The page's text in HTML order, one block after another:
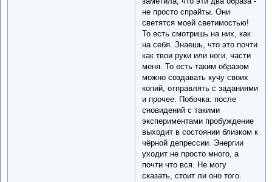
не просто спрайты. Они
светятся моей светимостью!
То есть смотришь на них, как
на себя. Знаешь, что это почти
как твои руки или ноги, части
меня. То есть таким образом
можно создавать кучу своих
копий, отправлять с заданиями
и прочее. Побочка: после
сновидений с такими
экспериментами пробуждение
выходит в состоянии близком к
чёрной депрессии. Энергии
уходит не просто много, а
почти что вся. Не могу
сказать, стоит ли оно того.